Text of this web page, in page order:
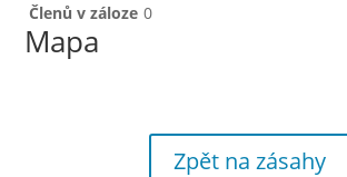
Členů v záloze 0
Mapa
Zpět na zásahy